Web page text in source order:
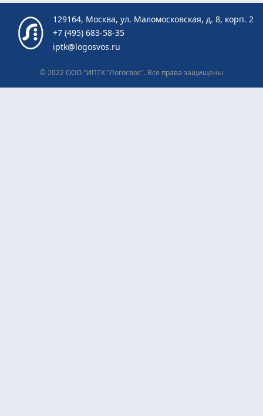
129164, Москва, ул. Маломосковская, д. 8, корп. 2
+7 (495) 683-58-35
iptk@logosvos.ru
© 2022 ООО "ИПТК "Логосвос". Все права защищены